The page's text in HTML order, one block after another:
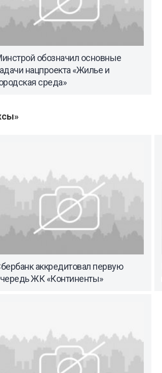
обозначил основные
нацпроекта «Жилье и
среда»
аккредитовал первую
ЖК «Континенты»